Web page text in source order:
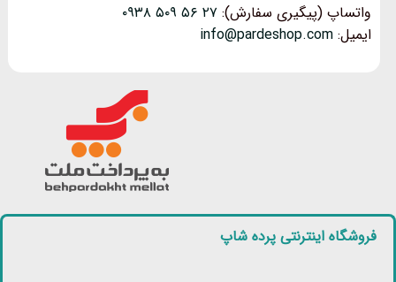
واتساپ (پیگیری سفارش): ۲۷ ۵۶ ۵۰۹ ۰۹۳۸
ایمیل: info@pardeshop.com
فروشگاه اینترنتی پرده شاپ